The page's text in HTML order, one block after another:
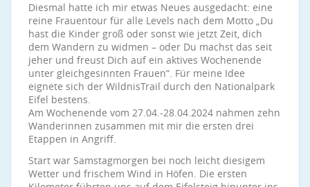
Diesmal hatte ich mir etwas Neues ausgedacht: eine
reine Frauentour für alle Levels nach dem Motto „Du
hast die Kinder groß oder sonst wie jetzt Zeit, dich
dem Wandern zu widmen – oder Du machst das seit
jeher und freust Dich auf ein aktives Wochenende
unter gleichgesinnten Frauen“. Für meine Idee
eignete sich der WildnisTrail durch den Nationalpark
Eifel bestens.
Am Wochenende vom 27.04.-28.04.2024 nahmen zehn
Wanderinnen zusammen mit mir die ersten drei
Etappen in Angriff.
Start war Samstagmorgen bei noch leicht diesigem
Wetter und frischem Wind in Höfen. Die ersten